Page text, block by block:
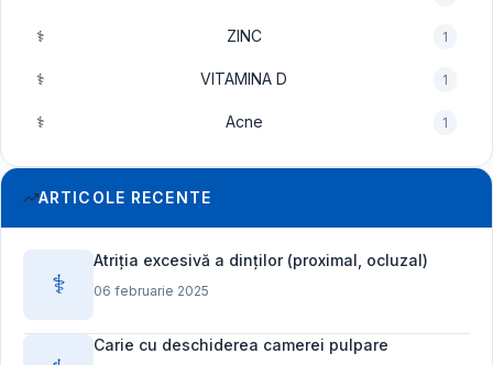
⚕️ ZINC 1
⚕️ VITAMINA D 1
⚕️ Acne 1
ARTICOLE RECENTE
⚕️
Atriția excesivă a dinților (proximal, ocluzal)
06 februarie 2025
Carie cu deschiderea camerei pulpare